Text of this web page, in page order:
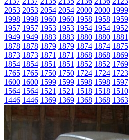
2053 2053 2054 2054 2000 2000 1999
1998 1998 1960 1960 1958 1958 1959
1957 1957 1953 1953 1954 1954 1952
1949 1949 1883 1883 1880 1880 1881
1878 1878 1879 1879 1874 1874 1875
1873 1873 1871 1871 1868 1868 1869
1854 1854 1851 1851 1852 1852 1769
1765 1765 1750 1750 1724 1724 1723
1600 1600 1599 1599 1598 1598 1597
1564 1564 1521 1521 1518 1518 1510
1446 1446 1369 1369 1368 1368 1363